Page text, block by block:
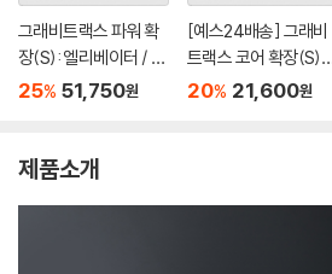
그래비트랙스 파워 확
장(S): 엘리베이터 / 마
블런[8세이상,1인이
25% 51,750원
[예스24배송] 그래비
트랙스 코어 확장(S):
볼&스피너 / 마블런[8
20% 21,600원
제품소개